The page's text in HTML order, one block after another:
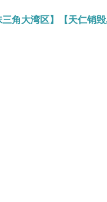
角大湾区】【天仁销